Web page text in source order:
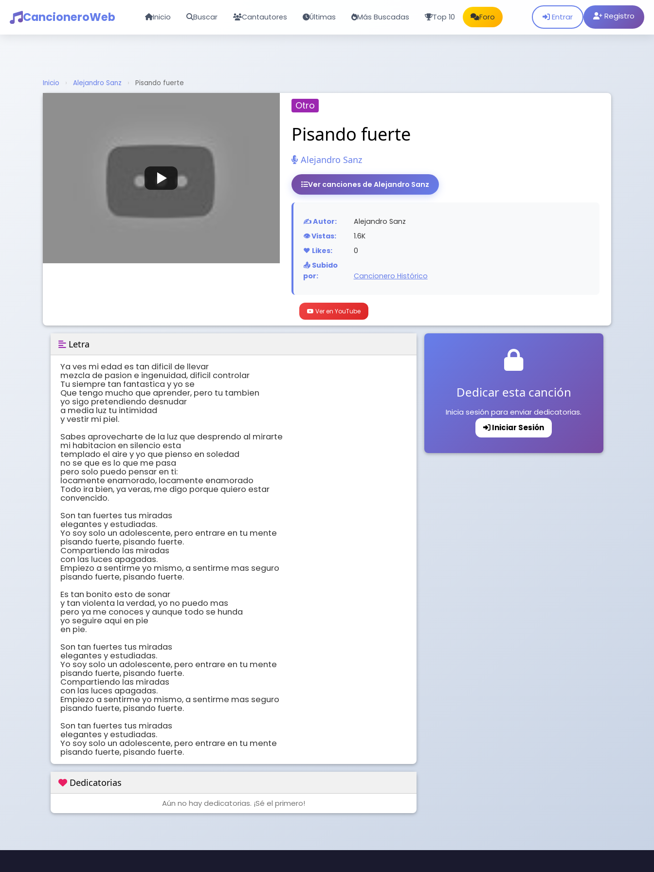
CancioneroWeb Inicio Buscar Cantautores Últimas Más Buscadas Top 10 Foro Entrar Registro
Inicio › Alejandro Sanz › Pisando fuerte
Otro
Pisando fuerte
Alejandro Sanz
Ver canciones de Alejandro Sanz
✍️ Autor:
Alejandro Sanz
👁️ Vistas:
1.6K
❤️ Likes:
0
📤 Subido
por:
Cancionero Histórico
Ver en YouTube
Letra
Ya ves mi edad es tan dificil de llevar
mezcla de pasion e ingenuidad, dificil controlar
Tu siempre tan fantastica y yo se
Que tengo mucho que aprender, pero tu tambien
yo sigo pretendiendo desnudar
a media luz tu intimidad
y vestir mi piel.
Sabes aprovecharte de la luz que desprendo al mirarte
mi habitacion en silencio esta
templado el aire y yo que pienso en soledad
no se que es lo que me pasa
pero solo puedo pensar en ti:
locamente enamorado, locamente enamorado
Todo ira bien, ya veras, me digo porque quiero estar
convencido.
Son tan fuertes tus miradas
elegantes y estudiadas.
Yo soy solo un adolescente, pero entrare en tu mente
pisando fuerte, pisando fuerte.
Compartiendo las miradas
con las luces apagadas.
Empiezo a sentirme yo mismo, a sentirme mas seguro
pisando fuerte, pisando fuerte.
Es tan bonito esto de sonar
y tan violenta la verdad, yo no puedo mas
pero ya me conoces y aunque todo se hunda
yo seguire aqui en pie
en pie.
Son tan fuertes tus miradas
elegantes y estudiadas.
Yo soy solo un adolescente, pero entrare en tu mente
pisando fuerte, pisando fuerte.
Compartiendo las miradas
con las luces apagadas.
Empiezo a sentirme yo mismo, a sentirme mas seguro
pisando fuerte, pisando fuerte.
Son tan fuertes tus miradas
elegantes y estudiadas.
Yo soy solo un adolescente, pero entrare en tu mente
pisando fuerte, pisando fuerte.
Dedicatorias
Aún no hay dedicatorias. ¡Sé el primero!
Dedicar esta canción
Inicia sesión para enviar dedicatorias.
Iniciar Sesión